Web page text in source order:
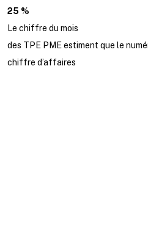
25 %
Le chiffre du mois
des TPE PME estiment que le
chiffre d’affaires